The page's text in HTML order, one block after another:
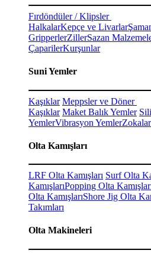
Fırdöndüler / Klipsler
HalkalarKepçe ve Livarlar
GripperlerZillerSazan
ÇaparilerKurşunlar
Suni Yemler
Kaşıklar Meppsler ve Döner
Kaşıklar Maket Balık Yemler
YemlerVibrasyon YemlerZokalar
Olta Kamışları
LRF Olta Kamışları Surf Olta
KamışlarıPopping Olta
Olta KamışlarıShore Jig Olta
Takımları
Olta Makineleri